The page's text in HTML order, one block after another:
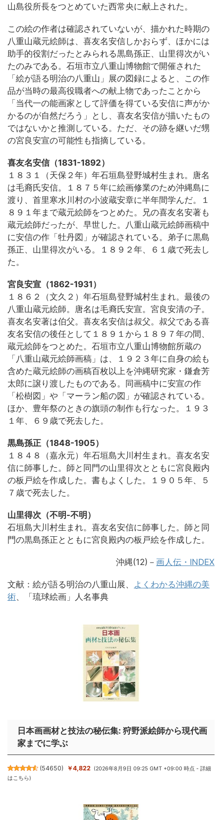
山島役所長をつとめていた西常央に献上された。
この絵の作者は確認されていないが、描かれた時期の
八重山蔵元絵師は、喜友名安信しかおらず、ほかには
助手的役割だったとみられる黒島孫正、山里得次がい
たのみである。石垣市立八重山博物館で開催された
「絵が語る明治の八重山」展の図録によると、この作
品が当時の最高役職者への献上物であったことから
「当代一の能画家として評価を得ている安信に声がか
かるのが自然だろう」とし、喜友名安信が描いたもの
ではないかと推測している。ただ、その跡を継いだ甥
の宮良安宣の可能性も指摘している。
喜友名安信（1831-1892）
１８３１（天保２年）年石垣島登野城村生まれ。唐名
は毛裔氏安信。１８７５年に絵画修業のため沖縄島に
渡り、首里寒水川村の小波蔵安章に半年間学んだ。１
８９１年まで蔵元絵師をつとめた。兄の喜友名安著も
蔵元絵師だったが、早世した。八重山蔵元絵師画稿中
に安信の作「牡丹図」が確認されている。弟子に黒島
孫正、山里得次がいる。１８９２年、６１歳で死去し
た。
宮良安宣（1862-1931）
１８６２（文久２）年石垣島登野城村生まれ。最後の
八重山蔵元絵師。唐名は毛裔氏安宣。宮良安清の子。
喜友名安著は伯父。喜友名安信は叔父。叔父である喜
友名安信の後任として１８９１から１８９７年の間、
蔵元絵師をつとめた。石垣市立八重山博物館所蔵の
「八重山蔵元絵師画稿」は、１９２３年に自身の絵も
含めた蔵元絵師の画稿百枚以上を沖縄研究家・鎌倉芳
太郎に譲り渡したものである。同画稿中に安宣の作
「松樹図」や「マーラン船の図」が確認されている。
ほか、豊年祭のときの旗頭の制作も行なった。１９３
１年、６９歳で死去した。
黒島孫正（1848-1905）
１８４８（嘉永元）年石垣島大川村生まれ。喜友名安
信に師事した。師と同門の山里得次とともに宮良殿内
の板戸絵を作成した。書もよくした。１９０５年、５
７歳で死去した。
山里得次（不明-不明）
石垣島大川村生まれ。喜友名安信に師事した。師と同
門の黒島孫正とともに宮良殿内の板戸絵を作成した。
沖縄(12)－ 画人伝・INDEX
文献：絵が語る明治の八重山展、 よくわかる沖縄の美
術、「琉球絵画」人名事典
日本画画材と技法の秘伝集: 狩野派絵師から現代画
家までに学ぶ
(54650) ￥4,822 (2026年8月9日 09:25 GMT +09:00 時点 -詳細
はこちら)